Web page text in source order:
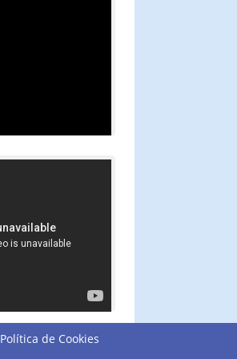
Política de Cookies